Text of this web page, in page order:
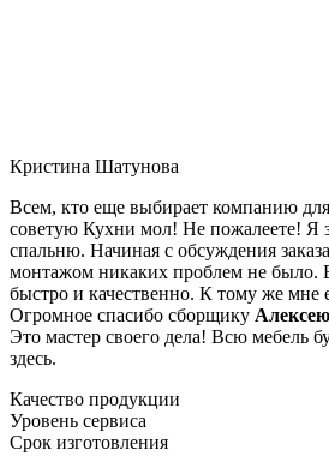
Кристина Шатунова
Всем, кто еще выбирает компанию
советую Кухни мол! Не пожалеете! Я
спальню. Начиная с обсуждения
монтажом никаких проблем не было.
быстро и качественно. К тому же мне
Огромное спасибо сборщику Алексею
Это мастер своего дела! Всю мебель
здесь.
Качество продукции
Уровень сервиса
Срок изготовления